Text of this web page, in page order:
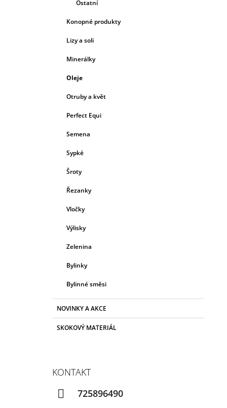
Ostatní
Konopné produkty
Lizy a soli
Minerálky
Oleje
Otruby a květ
Perfect Equi
Semena
Sypké
Šroty
Řezanky
Vločky
Výlisky
Zelenina
Bylinky
Bylinné směsi
NOVINKY A AKCE
SKOKOVÝ MATERIÁL
KONTAKT
725896490